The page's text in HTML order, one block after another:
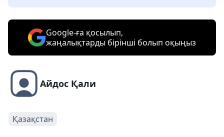
Google-ға қосылып,
жаңалықтарды бірінші болып оқыңыз
Айдос Қали
Қазақстан